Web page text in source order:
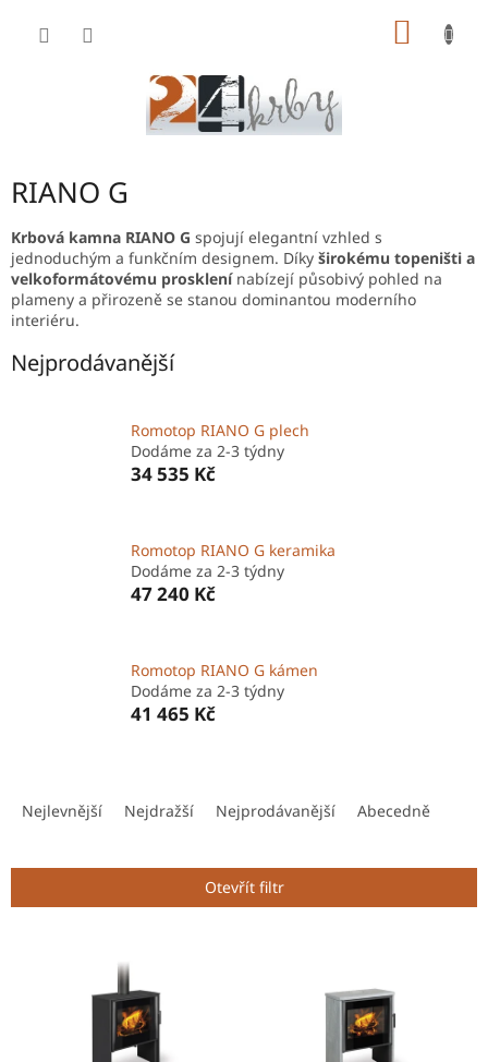
RIANO G
Krbová kamna RIANO G spojují elegantní vzhled s
jednoduchým a funkčním designem. Díky širokému topeništi a
velkoformátovému prosklenínabízejí působivý pohled na
plameny a přirozeně se stanou dominantou moderního
interiéru.
Nejprodávanější
Romotop RIANO G plech
Dodáme za 2-3 týdny
34 535 Kč
Romotop RIANO G keramika
Dodáme za 2-3 týdny
47 240 Kč
Romotop RIANO G kámen
Dodáme za 2-3 týdny
41 465 Kč
í
Nejlevnější Nejdražší Nejprodávanější Abecedně
Otevřít filtr